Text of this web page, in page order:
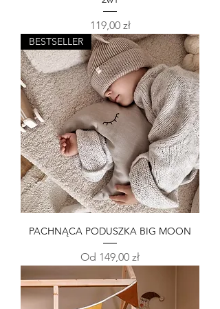
Cena
119,00 zł
BESTSELLER
PACHNĄCA PODUSZKA BIG MOON
Od 149,00 zł
Cena rabatowa